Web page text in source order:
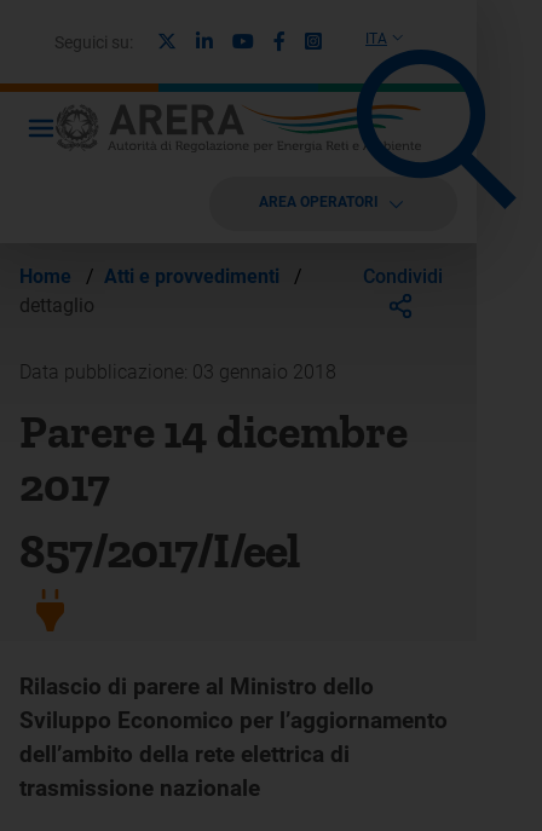
ITA
Seguici su: LinkedinYoutubeFacebook
Instagram
AREA OPERATORI
Home / Atti e provvedimenti
/
dettaglio
Condividi
Data pubblicazione: 03 gennaio 2018
Parere 14 dicembre
2017
857/2017/I/eel
Rilascio di parere al Ministro dello
Sviluppo Economico per l’aggiornamento
dell’ambito della rete elettrica di
trasmissione nazionale